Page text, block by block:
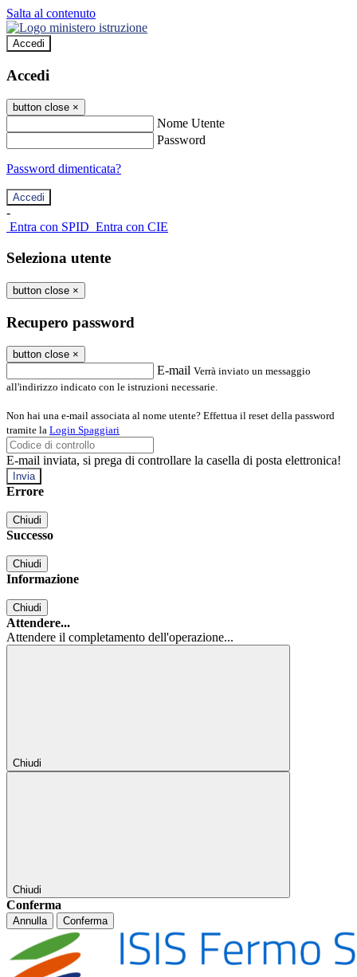
Salta al contenuto
Accedi
Accedi
button close ×
Nome Utente
Password
Password dimenticata?
-
Entra con SPID Entra con CIE
Seleziona utente
button close ×
Recupero password
button close ×
E-mail Verrà inviato un messaggio
all'indirizzo indicato con le istruzioni necessarie.
Non hai una e-mail associata al nome utente? Effettua il reset della password
tramite la Login Spaggiari
E-mail inviata, si prega di controllare la casella di posta elettronica!
Errore
Chiudi
Successo
Chiudi
Informazione
Chiudi
Attendere...
Attendere il completamento dell'operazione...
Chiudi
Chiudi
Conferma
Annulla Conferma